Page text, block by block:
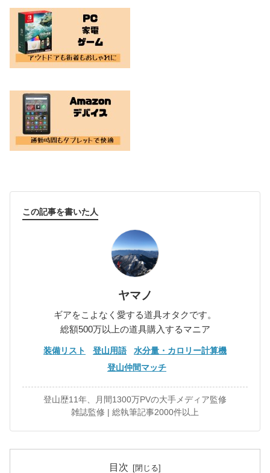
この記事を書いた人
ヤマノ
ギアをこよなく愛する道具オタクです。
総額500万以上の道具購入するマニア
装備リスト 登山用語
水分量・カロリー計算機
登山仲間マッチ
登山歴11年、月間1300万PVの大手メディア監修
雑誌監修 | 総執筆記事2000件以上
目次